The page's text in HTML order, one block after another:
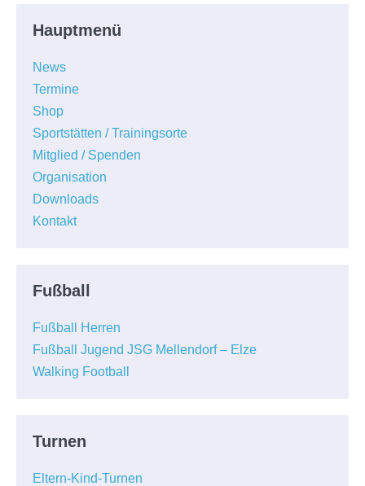
Hauptmenü
News
Termine
Shop
Sportstätten / Trainingsorte
Mitglied / Spenden
Organisation
Downloads
Kontakt
Fußball
Fußball Herren
Fußball Jugend JSG Mellendorf – Elze
Walking Football
Turnen
Eltern-Kind-Turnen